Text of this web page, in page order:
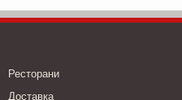
Ресторани
Доставка